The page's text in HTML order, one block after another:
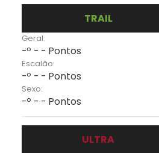
TRAIL
Geral:
-º - - Pontos
Escalão:
-º - - Pontos
Sexo:
-º - - Pontos
ULTRA